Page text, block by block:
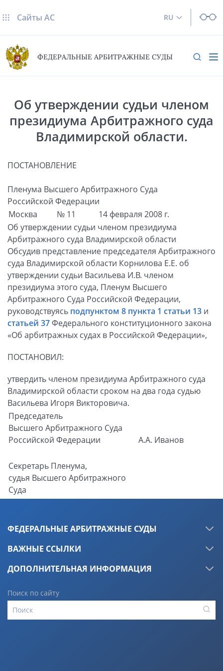
RU
Сайты AC
ФЕДЕРАЛЬНЫЕ АРБИТРАЖНЫЕ СУДЫ
Об утверждении судьи членом
президиума Арбитражного суда
Владимирской области.
ПОСТАНОВЛЕНИЕ
Пленума Высшего Арбитражного Суда
Российской Федерации
Москва
№ 11
14 февраля 2008 г.
Об утверждении судьи членом президиума
Арбитражного суда Владимирской области
Обсудив представление председателя Арбитражного
суда Владимирской области Корнилова Е.Е. об
утверждении судьи Васильева И.В. членом
президиума этого суда, Пленум Высшего
Арбитражного Суда Российской Федерации,
руководствуясь подпунктом 8 пункта 1 статьи 13 и
статьей 37Федерального конституционного закона
«Об арбитражных судах в Российской Федерации»,
ПОСТАНОВИЛ:
утвердить членом президиума Арбитражного суда
Владимирской области сроком на два года судью
Васильева Игоря Викторовича.
Председатель
Высшего Арбитражного Суда
Российской Федерации
А.А. Иванов
Секретарь Пленума,
судья Высшего Арбитражного
Суда
Российской Федерации
А.С. Козлова
ФЕДЕРАЛЬНЫЕ АРБИТРАЖНЫЕ СУДЫ
ВАЖНЫЕ ССЫЛКИ
ДОПОЛНИТЕЛЬНАЯ ИНФОРМАЦИЯ
Поиск по сайту